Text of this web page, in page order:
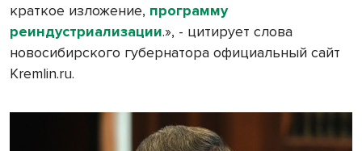
краткое изложение, программу
реиндустриализации.», - цитирует слова
новосибирского губернатора официальный сайт
Kremlin.ru.